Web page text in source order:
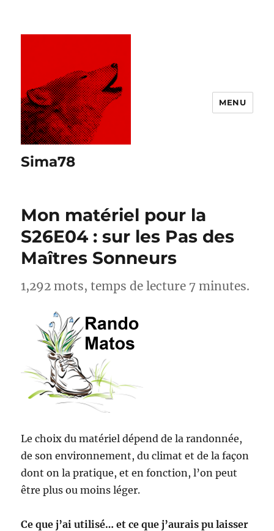
Sima78
MENU
Mon matériel pour la
S26E04 : sur les Pas des
Maîtres Sonneurs
1,292 mots, temps de lecture 7 minutes.
Le choix du matériel dépend de la randonnée,
de son environnement, du climat et de la façon
dont on la pratique, et en fonction, l’on peut
être plus ou moins léger.
Ce que j’ai utilisé… et ce que j’aurais pu laisser